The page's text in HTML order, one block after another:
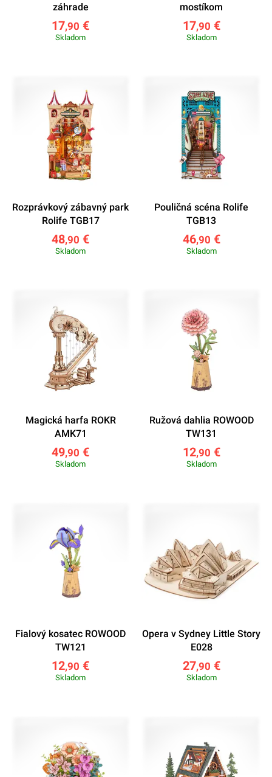
záhrade
17,90 €
Skladom
mostíkom
17,90 €
Skladom
Rozprávkový zábavný park
Rolife TGB17
48,90 €
Skladom
Pouličná scéna Rolife
TGB13
46,90 €
Skladom
Magická harfa ROKR
AMK71
49,90 €
Skladom
Ružová dahlia ROWOOD
TW131
12,90 €
Skladom
Fialový kosatec ROWOOD
TW121
12,90 €
Skladom
Opera v Sydney Little Story
E028
27,90 €
Skladom